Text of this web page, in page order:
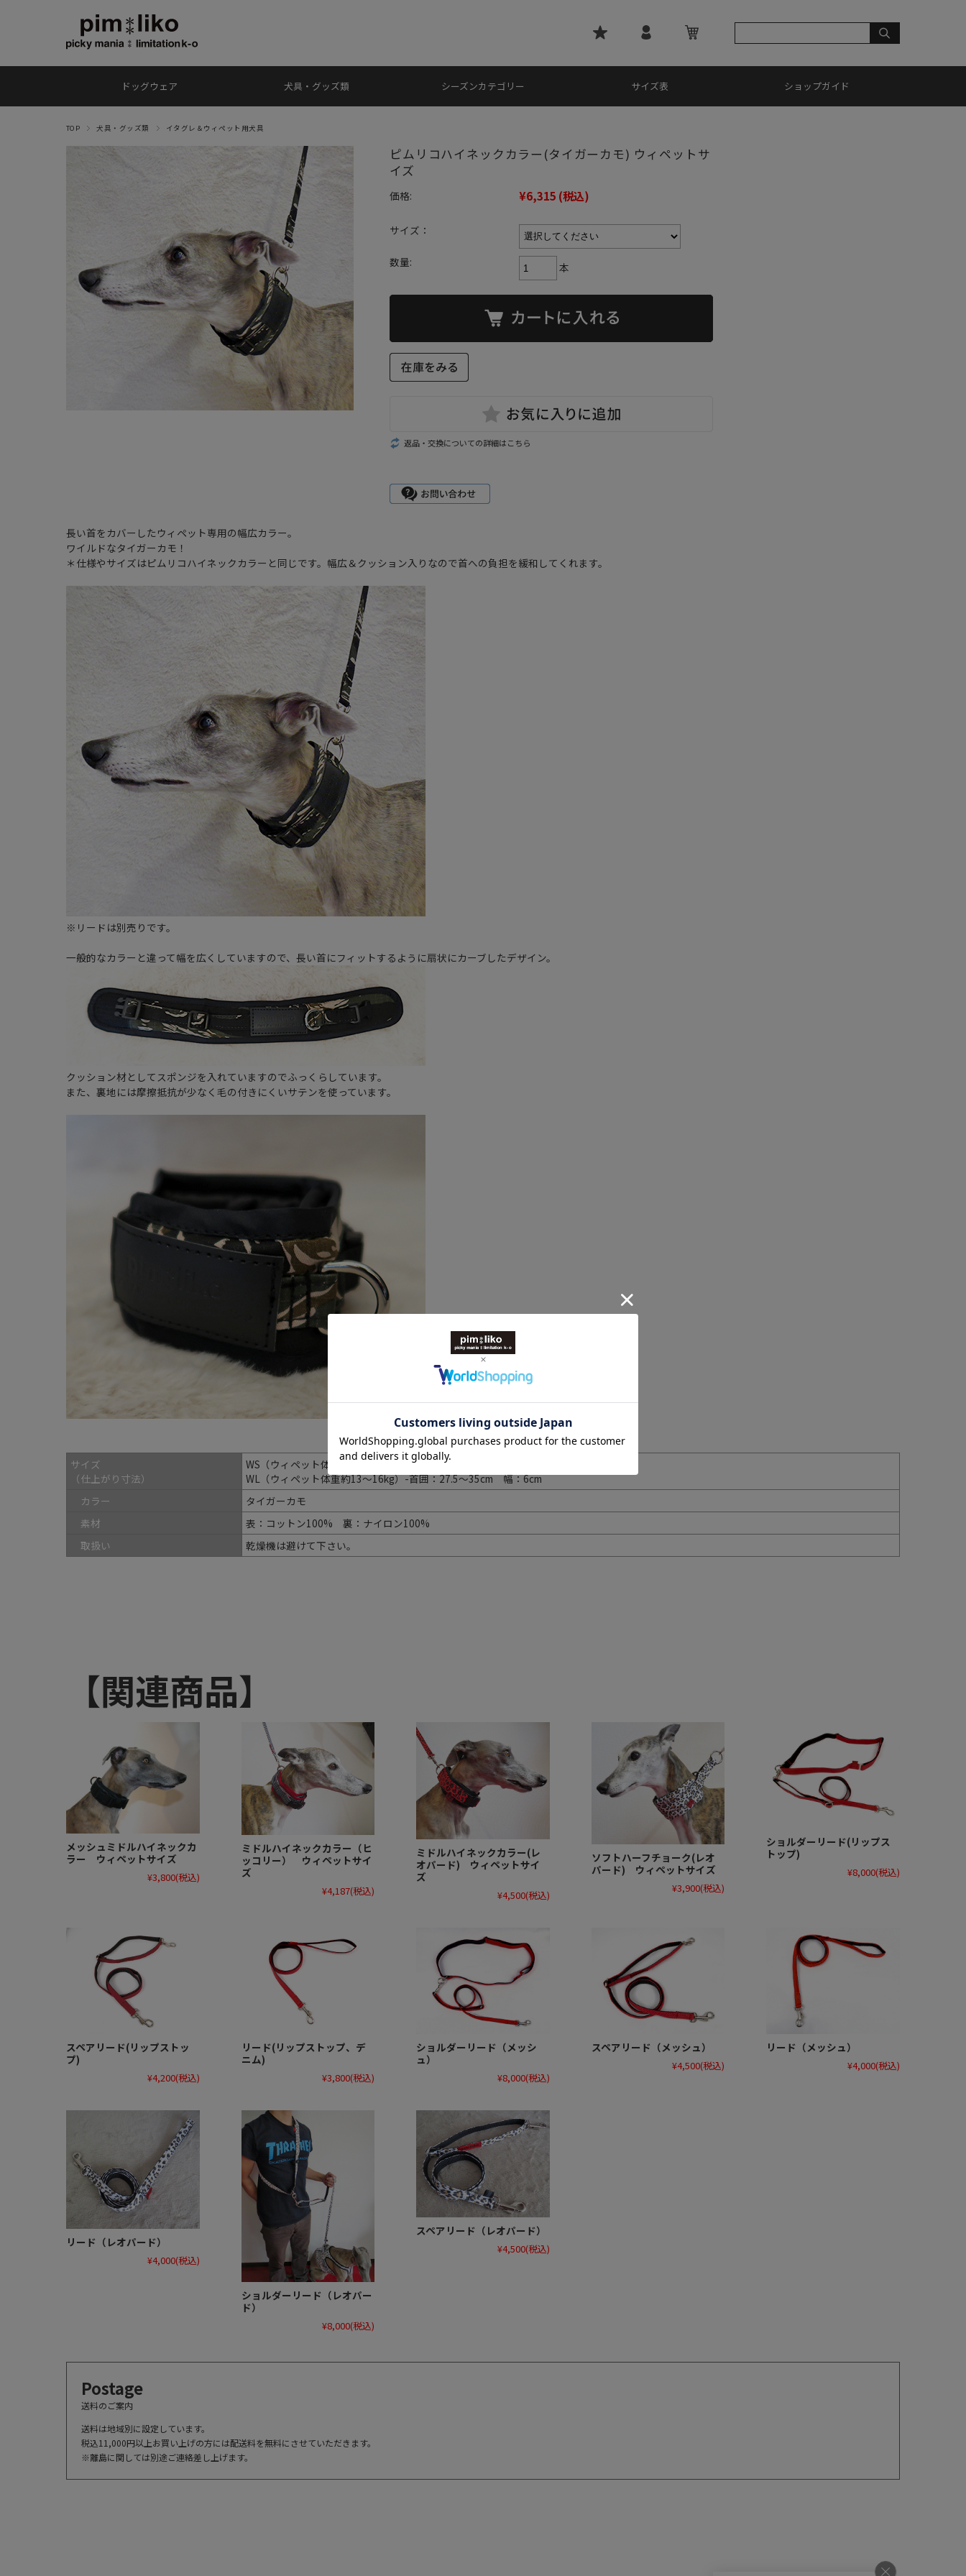
ドッグウェア 犬具・グッズ類 シーズンカテゴリー サイズ表 ショップガイド
TOP 犬具・グッズ類 イタグレ＆ウィペット用犬具
ピムリコハイネックカラー(タイガーカモ) ウィペットサ
イズ
価格: ¥6,315 (税込)
サイズ：
数量: 本
返品・交換についての詳細はこちら
長い首をカバーしたウィペット専用の幅広カラー。
ワイルドなタイガーカモ！
＊仕様やサイズはピムリコハイネックカラー と同じです。幅広＆クッション入りなので首への負担を緩和してくれます。
※リードは別売りです。
一般的なカラーと違って幅を広くしていますので、長い首にフィットするように扇状にカーブしたデザイン。
クッション材としてスポンジを入れていますのでふっくらしています。
また、裏地には摩擦抵抗が少なく毛の付きにくいサテンを使っています。
サイズ
（仕上がり寸法）
WS（ウィペット体重約9～12kg）-首囲：24.5～32cm 幅：5.5cm
WL（ウィペット体重約13～16kg）-首囲：27.5～35cm 幅：6cm
カラー
タイガーカモ
素材
表：コットン100% 裏：ナイロン100%
取扱い
乾燥機は避けて下さい。
【関連商品】
メッシュミドルハイネックカ
ラー ウィペットサイズ
¥3,800(税込)
ミドルハイネックカラー（ヒ
ッコリー） ウィペットサイ
ズ
¥4,187(税込)
ミドルハイネックカラー(レ
オパード) ウィペットサイ
ズ
¥4,500(税込)
ソフトハーフチョーク(レオ
パード) ウィペットサイズ
¥3,900(税込)
ショルダーリード(リップス
トップ)
¥8,000(税込)
スペアリード(リップストッ
プ)
¥4,200(税込)
リード(リップストップ、デ
ニム)
¥3,800(税込)
ショルダーリード（メッシ
ュ）
¥8,000(税込)
スペアリード（メッシュ）
¥4,500(税込)
リード（メッシュ）
¥4,000(税込)
リード（レオパード）
¥4,000(税込)
ショルダーリード（レオパー
ド）
¥8,000(税込)
スペアリード（レオパード）
¥4,500(税込)
Postage
送料のご案内
送料は地域別に設定しています。
税込11,000円以上お買い上げの方には配送料を無料にさせていただきます。
※離島に関しては別途ご連絡差し上げます。